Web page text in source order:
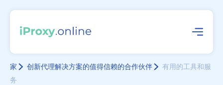
家 创新代理解决方案的值得信赖的合作伙伴
有用的工具和服
务